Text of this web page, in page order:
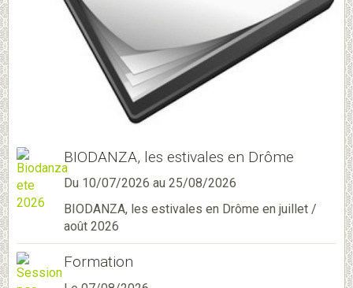
BIODANZA, les estivales en Drôme
Du 10/07/2026 au 25/08/2026
BIODANZA, les estivales en Drôme en juillet /
août 2026
Formation